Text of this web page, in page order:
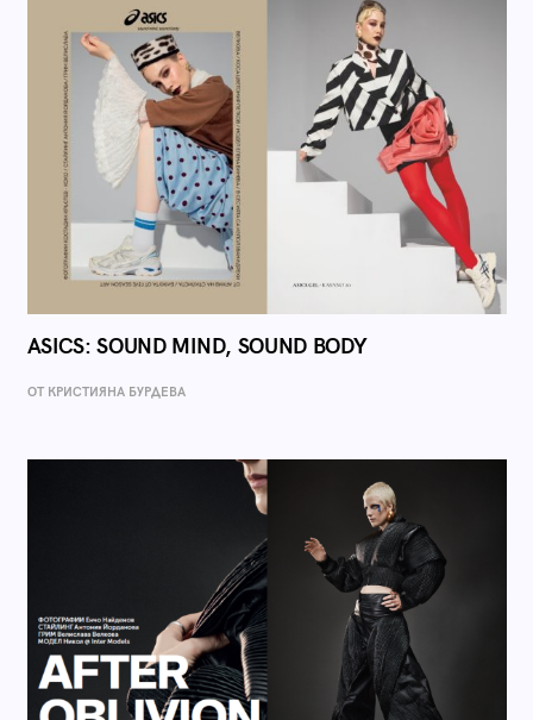
ASICS: SOUND MIND, SOUND BODY
ОТ КРИСТИЯНА БУРДЕВА